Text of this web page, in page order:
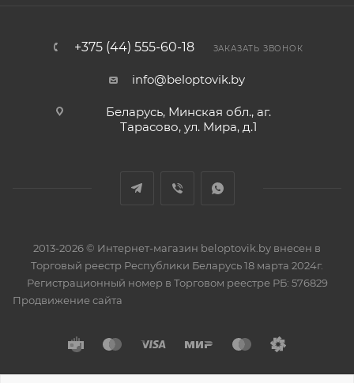
+375 (44) 555-60-18 ЗАКАЗАТЬ ЗВОНОК
info@beloptovik.by
Беларусь, Минская обл., аг.
Тарасово, ул. Мира, д.1
2013-2026 © Интернет-магазин beloptovik.by внесен в
Торговый реестр Республики Беларусь 18 марта 2024г.
Регистрационный номер в Торговом реестре РБ: 576829
Продвижение сайта